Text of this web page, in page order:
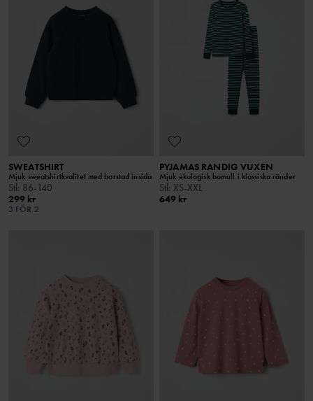
SWEATSHIRT
Mjuk sweatshirtkvalitet med borstad insida
Stl: 86-140
299 kr
3 FÖR 2
PYJAMAS RANDIG VUXEN
Mjuk ekologisk bomull i klassiska ränder
Stl: XS-XXL
649 kr